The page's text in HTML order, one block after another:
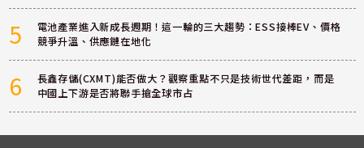
5
電池產業進入新成長週期！這一輪的三大趨勢：ESS接棒EV、價格
競爭升溫、供應鏈在地化
6
長鑫存儲(CXMT)能否做大？觀察重點不只是技術世代差距，而是
中國上下游是否將聯手搶全球市占